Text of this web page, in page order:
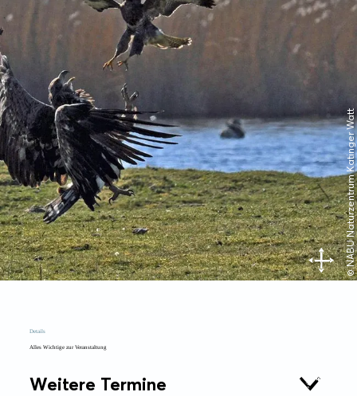
© NABU Naturzentrum Katinger Watt
Details
Alles Wichtige zur Veranstaltung
Weitere Termine